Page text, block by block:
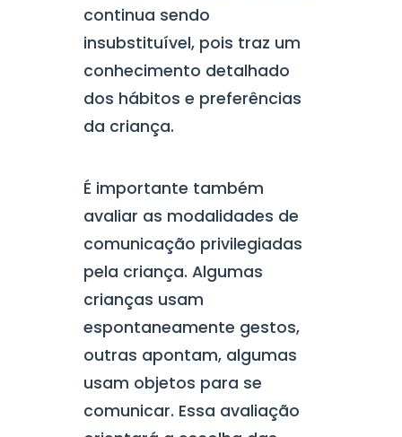
continua sendo
insubstituível, pois traz um
conhecimento detalhado
dos hábitos e preferências
da criança.
É importante também
avaliar as modalidades de
comunicação privilegiadas
pela criança. Algumas
crianças usam
espontaneamente gestos,
outras apontam, algumas
usam objetos para se
comunicar. Essa avaliação